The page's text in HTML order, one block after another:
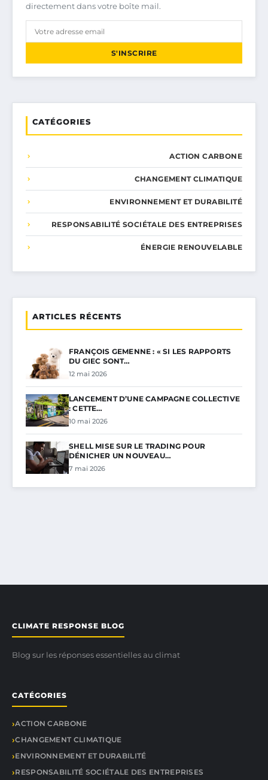
directement dans votre boîte mail.
S'INSCRIRE
CATÉGORIES
ACTION CARBONE
CHANGEMENT CLIMATIQUE
ENVIRONNEMENT ET DURABILITÉ
RESPONSABILITÉ SOCIÉTALE DES ENTREPRISES
ÉNERGIE RENOUVELABLE
ARTICLES RÉCENTS
FRANÇOIS GEMENNE : « SI LES RAPPORTS
DU GIEC SONT…
12 mai 2026
LANCEMENT D’UNE CAMPAGNE COLLECTIVE
: CETTE…
10 mai 2026
SHELL MISE SUR LE TRADING POUR
DÉNICHER UN NOUVEAU…
7 mai 2026
CLIMATE RESPONSE BLOG
Blog sur les réponses essentielles au climat
CATÉGORIES
ACTION CARBONE
CHANGEMENT CLIMATIQUE
ENVIRONNEMENT ET DURABILITÉ
RESPONSABILITÉ SOCIÉTALE DES ENTREPRISES